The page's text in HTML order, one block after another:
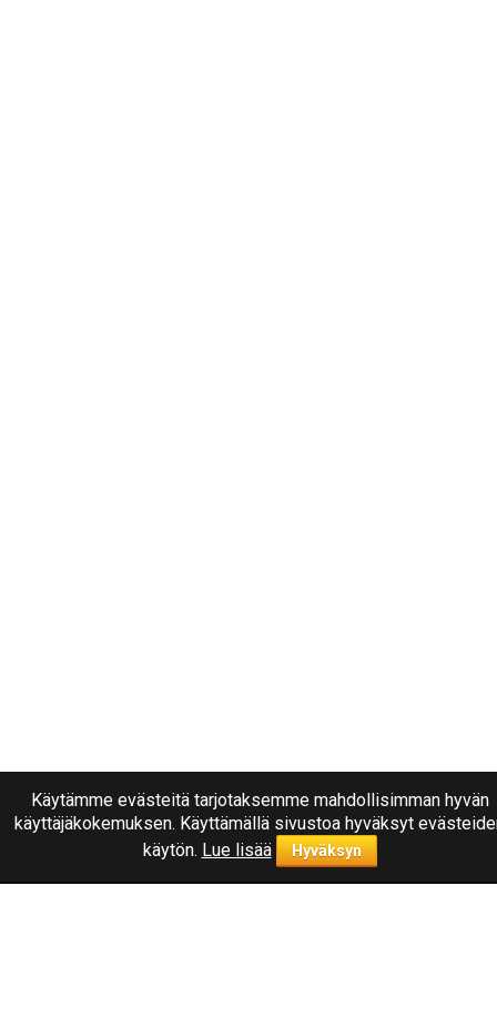
Käytämme evästeitä tarjotaksemme mahdollisimman hyvän
käyttäjäkokemuksen. Käyttämällä sivustoa hyväksyt
käytön. Lue lisää Hyväksyn